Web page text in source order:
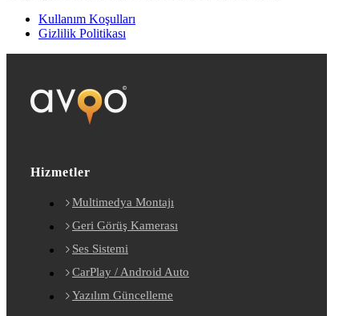
Kullanım Koşulları
Gizlilik Politikası
Hizmetler
Multimedya Montajı
Geri Görüş Kamerası
Ses Sistemi
CarPlay / Android Auto
Yazılım Güncelleme